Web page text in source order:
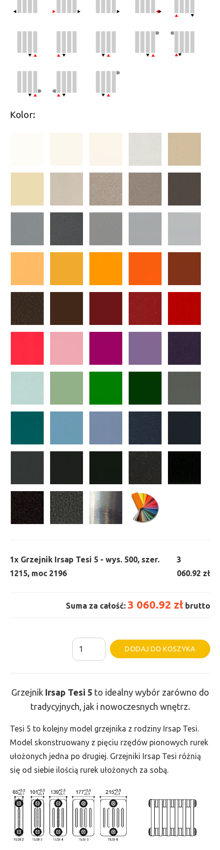
Kolor:
1x Grzejnik Irsap Tesi 5 - wys. 500, szer.
1215, moc 2196
3
060.92 zł
Suma za całość: 3 060.92 zł brutto
ilość
Grzejnik
-
wys.
500,
szer.
1215,
2196
DODAJ DO KOSZYKA
Grzejnik Irsap Tesi 5 to idealny wybór zarówno do
tradycyjnych, jak i nowoczesnych wnętrz.
Tesi 5 to kolejny model grzejnika z rodziny Irsap Tesi.
Model skonstruowany z pięciu rzędów pionowych rurek
ułożonych jedna po drugiej. Grzejniki Irsap Tesi różnią
się od siebie ilością rurek ułożonych za sobą.